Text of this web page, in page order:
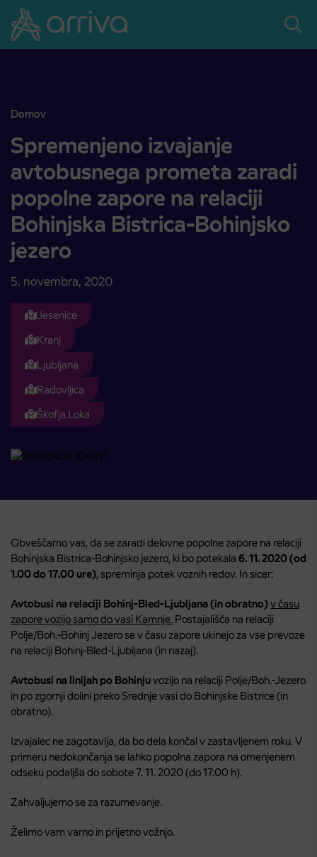
Skoči na vsebino
Domov
Spremenjeno izvajanje avtobusnega prometa zaradi popolne
Spremenjeno izvajanje
avtobusnega prometa zaradi
popolne zapore na relaciji
Bohinjska Bistrica-Bohinjsko
jezero
5. novembra, 2020
Jesenice
Kranj
Ljubljana
Radovljica
Škofja Loka
Obveščamo vas, da se zaradi delovne popolne zapore na relaciji
Bohinjska Bistrica-Bohinjsko jezero, ki bo potekala 6. 11. 2020 (od
1.00 do 17.00 ure), spreminja potek voznih redov. In sicer:
Avtobusi na relaciji Bohinj-Bled-Ljubljana (in obratno) v času
zapore vozijo samo do vasi Kamnje. Postajališča na relaciji
Polje/Boh.-Bohinj Jezero se v času zapore ukinejo za vse prevoze
na relaciji Bohinj-Bled-Ljubljana (in nazaj).
Avtobusi na linijah po Bohinjuvozijo na relaciji Polje/Boh.-Jezero
in po zgornji dolini preko Srednje vasi do Bohinjske Bistrice (in
obratno).
Izvajalec ne zagotavlja, da bo dela končal v zastavljenem roku. V
primeru nedokončanja se lahko popolna zapora na omenjenem
odseku podaljša do sobote 7. 11. 2020 (do 17.00 h).
Zahvaljujemo se za razumevanje.
Želimo vam varno in prijetno vožnjo.